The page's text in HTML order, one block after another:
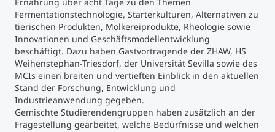
Studienberatung
Executive Education Finder
Fermentationstechnologie, Starterkulturen, Alternativen zu
tierischen Produkten, Molkereiprodukte, Rheologie sowie
Innovationen und Geschäftsmodellentwicklung
beschäftigt. Dazu haben Gastvortragende der ZHAW, HS
Weihenstephan-Triesdorf, der Universität Sevilla sowie des
MCIs einen breiten und vertieften Einblick in den aktuellen
Stand der Forschung, Entwicklung und
Industrieanwendung gegeben.
Gemischte Studierendengruppen haben zusätzlich an der
Fragestellung gearbeitet, welche Bedürfnisse und welchen